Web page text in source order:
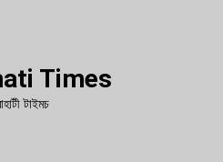
Times
টাইমচ